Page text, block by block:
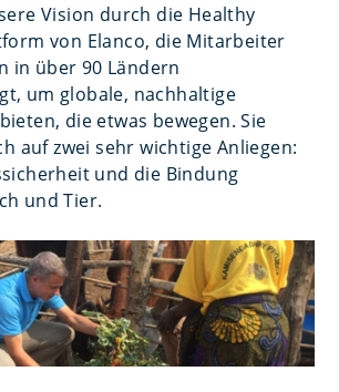
Vision durch die Healthy
von Elanco, die Mitarbeiter
in über 90 Ländern
um globale, nachhaltige
die etwas bewegen. Sie
auf zwei sehr wichtige Anliegen:
und die Bindung
und Tier.